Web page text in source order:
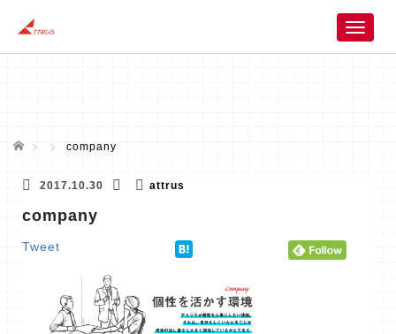
T
ホーム company
2017.10.30 attrus
company
Tweet